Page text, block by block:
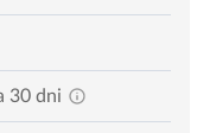
30 dni